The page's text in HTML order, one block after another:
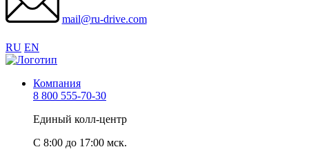
mail@ru-drive.com
RU EN
Компания
8 800 555-70-30
Единый колл-центр
C 8:00 до 17:00 мск.